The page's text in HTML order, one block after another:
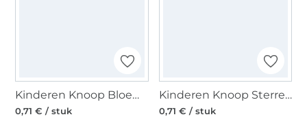
Kinderen Knoop Bloem, dark red 18 mm
0,71 € / stuk
Kinderen Knoop Sterren, wit
0,71 € / stuk